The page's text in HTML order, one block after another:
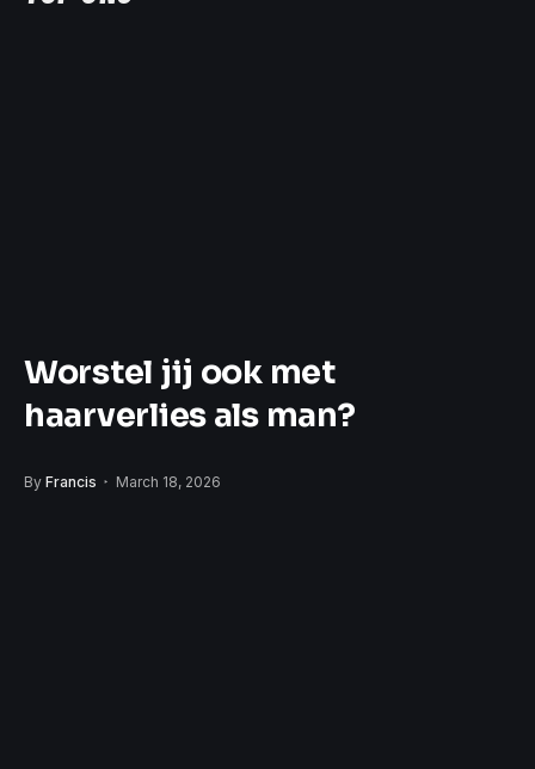
Worstel jij ook met
haarverlies als man?
By Francis March 18, 2026